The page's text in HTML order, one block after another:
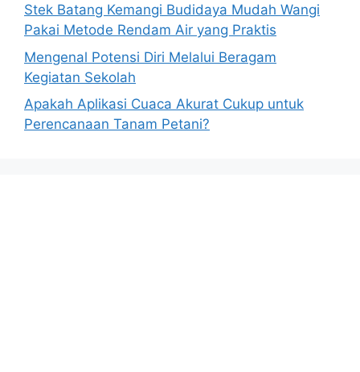
Stek Batang Kemangi Budidaya Mudah Wangi
Pakai Metode Rendam Air yang Praktis
Mengenal Potensi Diri Melalui Beragam
Kegiatan Sekolah
Apakah Aplikasi Cuaca Akurat Cukup untuk
Perencanaan Tanam Petani?